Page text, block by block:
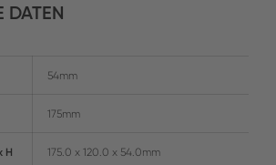
DATEN
54mm
175mm
H 175.0 x 120.0 x 54.0mm